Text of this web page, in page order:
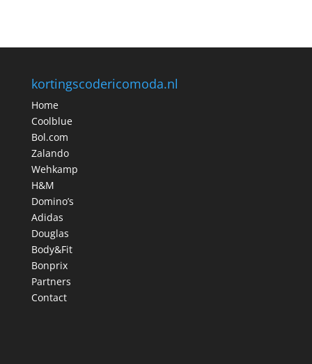
kortingscodericomoda.nl
Home
Coolblue
Bol.com
Zalando
Wehkamp
H&M
Domino’s
Adidas
Douglas
Body&Fit
Bonprix
Partners
Contact